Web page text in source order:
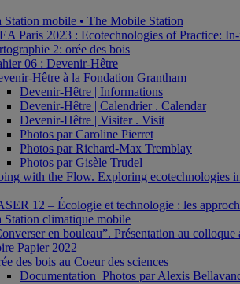
Station mobile • The Mobile Station
Paris 2023 : Ecotechnologies of Practice:
2: orée des bois
06 : Devenir-Hêtre
Hêtre à la Fondation Grantham
Devenir-Hêtre | Informations
Devenir-Hêtre | Calendrier . Calendar
Devenir-Hêtre | Visiter . Visit
Photos par Caroline Pierret
Photos par Richard-Max Tremblay
Photos par Gisèle Trudel
with the Flow. Exploring ecotechnologies
12 – Écologie et technologie : les
Station climatique mobile
en bouleau”. Présentation au
Papier 2022
des bois au Coeur des sciences
Documentation_Photos par Alexis